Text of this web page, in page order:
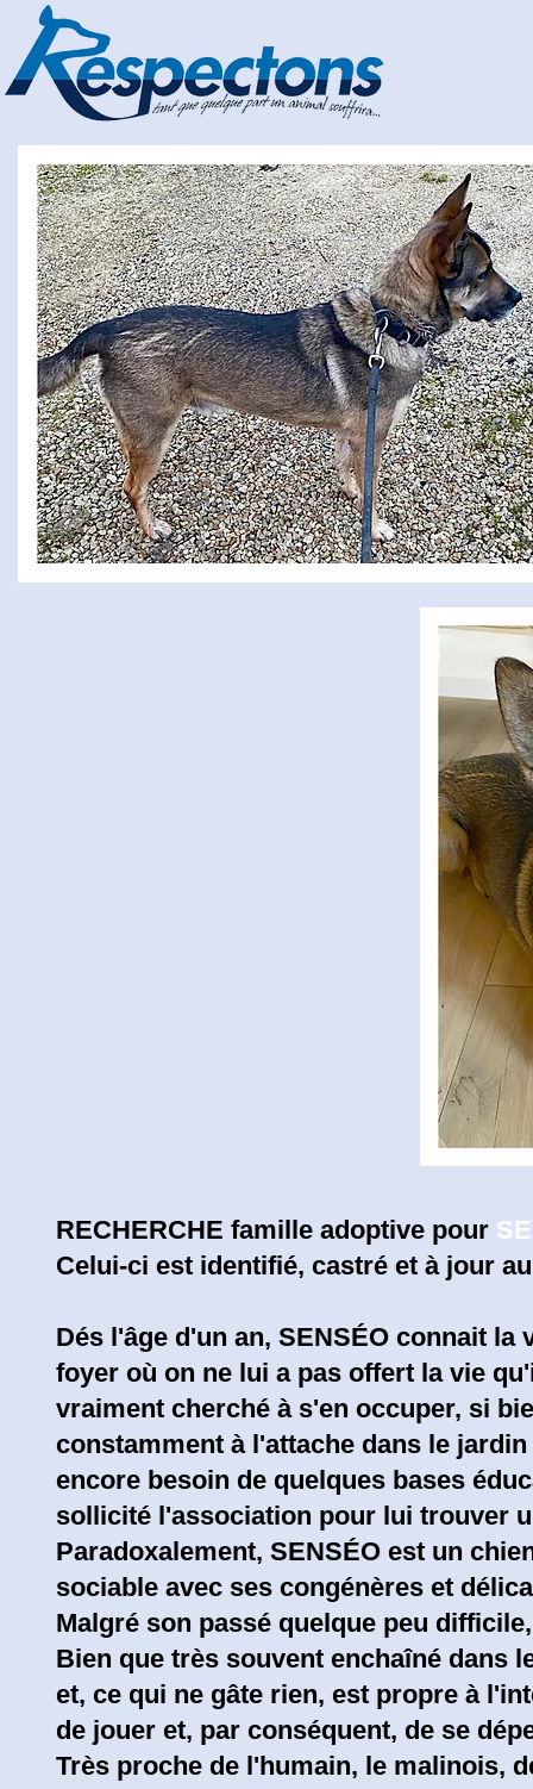
RECHERCHE famille adoptive pour
Celui-ci est identifié, castré et à jour
Dés l'âge d'un an, SENSÉO connait
foyer où on ne lui a pas offert la vie
vraiment cherché à s'en occuper, si
constamment à l'attache dans le
encore besoin de quelques bases
sollicité l'association pour lui trouver
Paradoxalement, SENSÉO est un
sociable avec ses congénères et
Malgré son passé quelque peu
Bien que très souvent enchaîné dans
et, ce qui ne gâte rien, est propre à
de jouer et, par conséquent, de se
Très proche de l'humain, le malinois,